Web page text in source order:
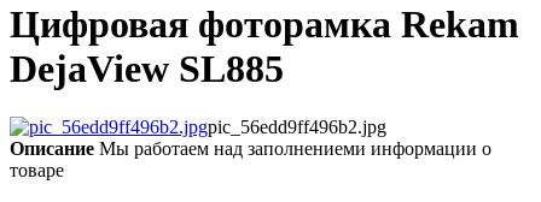
Цифровая фоторамка Rekam
DejaView SL885
pic_56edd9ff496b2.jpg
Описание Мы работаем над заполнениеми информации о
товаре